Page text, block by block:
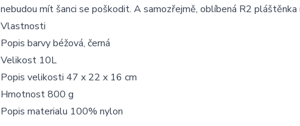
nebudou mít šanci se poškodit. A samozřejmě, oblíbená R2
Vlastnosti
Popis barvy béžová, černá
Velikost 10L
Popis velikosti 47 x 22 x 16 cm
Hmotnost 800 g
Popis materialu 100% nylon